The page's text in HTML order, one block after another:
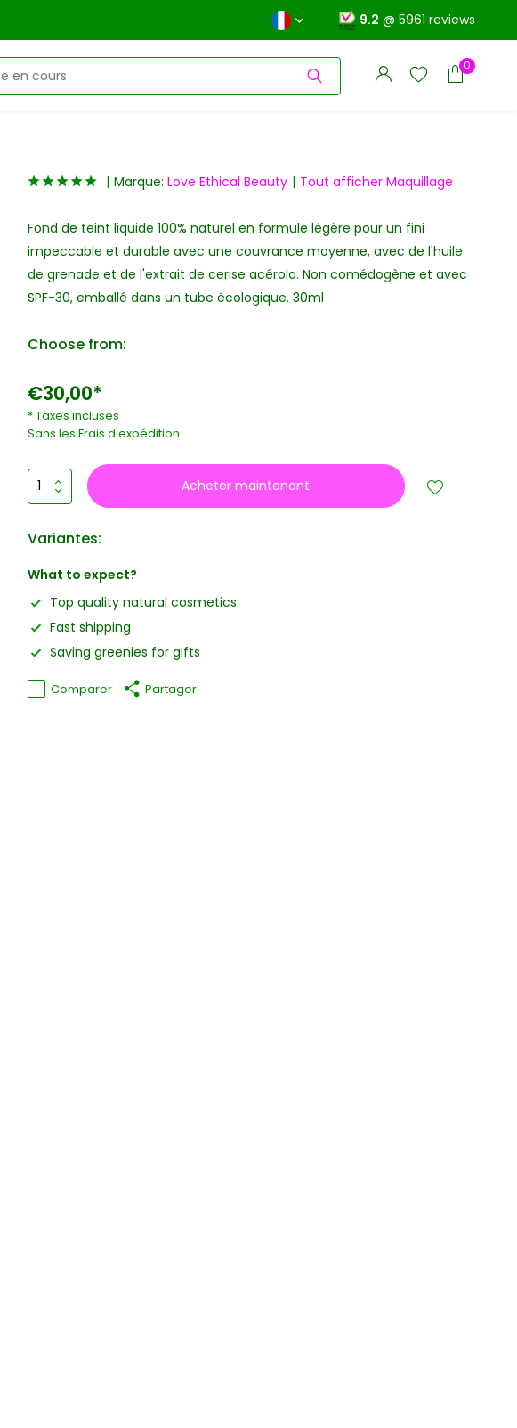
9.2 @ 5961 reviews
S'inscrire
S'inscrire
0
Marque: Love Ethical Beauty Tout afficher Maquillage
Fond de teint liquide 100% naturel en formule légère pour un fini
impeccable et durable avec une couvrance moyenne, avec de l'huile
de grenade et de l'extrait de cerise acérola. Non comédogène et avec
SPF-30, emballé dans un tube écologique. 30ml
Choose from:
€30,00*
* Taxes incluses
Sans les Frais d'expédition
Acheter maintenant
Variantes:
What to expect?
Top quality natural cosmetics
Fast shipping
Saving greenies for gifts
Comparer Partager